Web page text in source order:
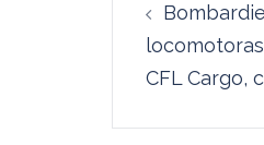
de
CFL Cargo,